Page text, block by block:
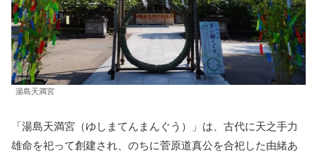
湯島天満宮
「湯島天満宮（ゆしまてんまんぐう）」は、古代に天之手力
雄命を祀って創建され、のちに菅原道真公を合祀した由緒あ